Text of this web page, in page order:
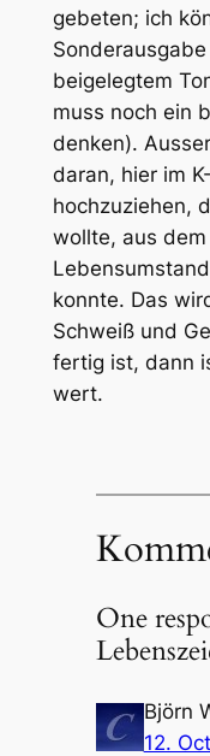
gebeten; ich
beigelegtem
muss noch ein
denken).
daran, hier im
hochzuziehen,
wollte, aus
konnte. Das
Schweiß und
fertig ist, dann
wert.
One
Björn
12.